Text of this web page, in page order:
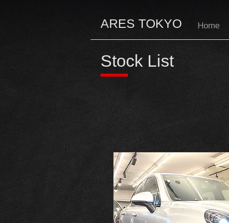
ARES TOKYO Home
Stock List